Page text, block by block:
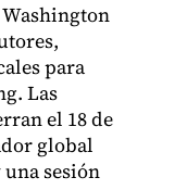
para
Las
el 18 de
global
una sesión